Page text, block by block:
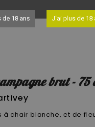
de 18 ans J'ai plus de 18
brut - 75
à chair blanche, et de